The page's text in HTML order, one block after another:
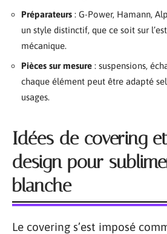
Préparateurs : G-Power, Hamann,
un style distinctif, que ce soit sur
mécanique.
Pièces sur mesure : suspensions,
chaque élément peut être adapté
usages.
Idées de covering
design pour
blanche
Le covering s’est imposé